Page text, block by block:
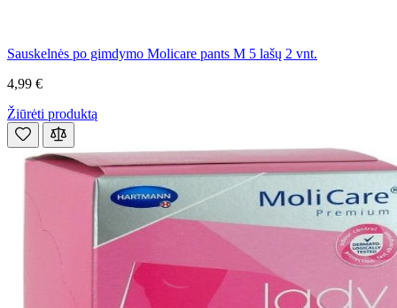
Sauskelnės po gimdymo Molicare pants M 5 lašų 2 vnt.
4,99 €
Žiūrėti produktą